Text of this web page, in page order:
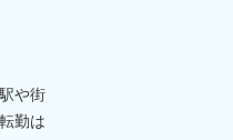
や街
勤は